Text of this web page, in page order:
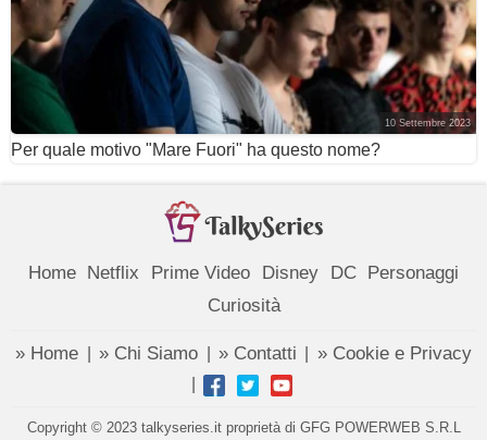
10 Settembre 2023
Per quale motivo "Mare Fuori" ha questo nome?
Home Netflix Prime Video Disney DC
Personaggi
Curiosità
» Home » Chi Siamo » Contatti » Cookie e Privacy
Copyright © 2023 talkyseries.it proprietà di GFG POWERWEB S.R.L